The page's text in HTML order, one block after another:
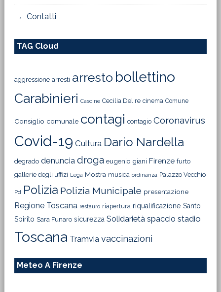
Contatti
TAG Cloud
aggressione arresti arresto bollettino
Carabinieri Cascine Cecilia Del re cinema Comune
Consiglio comunale contagi contagio Coronavirus
Covid-19 Cultura Dario Nardella
degrado denuncia droga eugenio giani Firenze furto
gallerie degli uffizi Lega Mostra musica ordinanza Palazzo Vecchio
Pd Polizia Polizia Municipale presentazione
Regione Toscana restauro riapertura riqualificazione Santo
Spirito Sara Funaro sicurezza Solidarietà spaccio stadio
Toscana Tramvia vaccinazioni
Meteo A Firenze